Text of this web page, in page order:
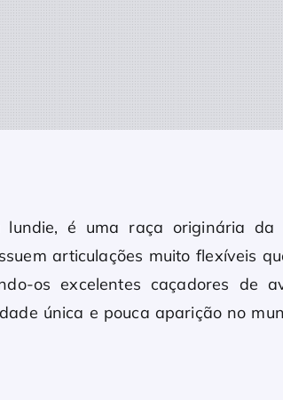
lundie, é uma raça originária da
articulações muito flexíveis
os excelentes caçadores de
única e pouca aparição no